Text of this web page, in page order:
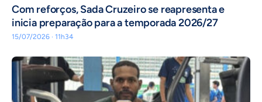
Com reforços, Sada Cruzeiro se reapresenta e
inicia preparação para a temporada 2026/27
15/07/2026 · 11h34